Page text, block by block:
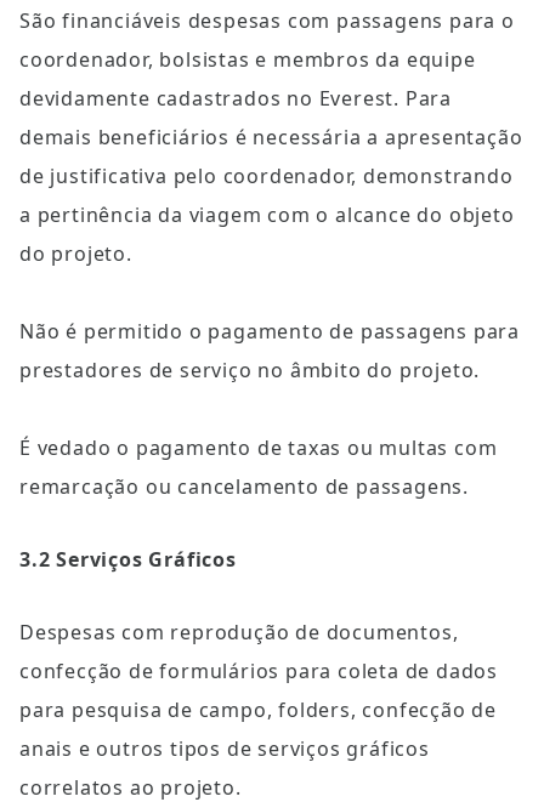
São financiáveis despesas com passagens para o
coordenador, bolsistas e membros da equipe
devidamente cadastrados no Everest. Para
demais beneficiários é necessária a apresentação
de justificativa pelo coordenador, demonstrando
a pertinência da viagem com o alcance do objeto
do projeto.
Não é permitido o pagamento de passagens para
prestadores de serviço no âmbito do projeto.
É vedado o pagamento de taxas ou multas com
remarcação ou cancelamento de passagens.
3.2 Serviços Gráficos
Despesas com reprodução de documentos,
confecção de formulários para coleta de dados
para pesquisa de campo, folders, confecção de
anais e outros tipos de serviços gráficos
correlatos ao projeto.